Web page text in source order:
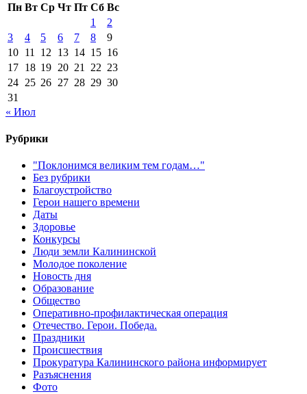
Пн Вт Ср Чт Пт Сб Вс
1
2
3
4 5 6 7 8
9
10 11 12 13 14 15 16
17 18 19 20 21 22 23
24 25 26 27 28 29 30
31
« Июл
Рубрики
"Поклонимся великим тем годам…"
Без рубрики
Благоустройство
Герои нашего времени
Даты
Здоровье
Конкурсы
Люди земли Калининской
Молодое поколение
Новость дня
Образование
Общество
Оперативно-профилактическая операция
Отечество. Герои. Победа.
Праздники
Происшествия
Прокуратура Калининского района информирует
Разъяснения
Фото